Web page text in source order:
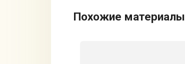
Похожие материалы